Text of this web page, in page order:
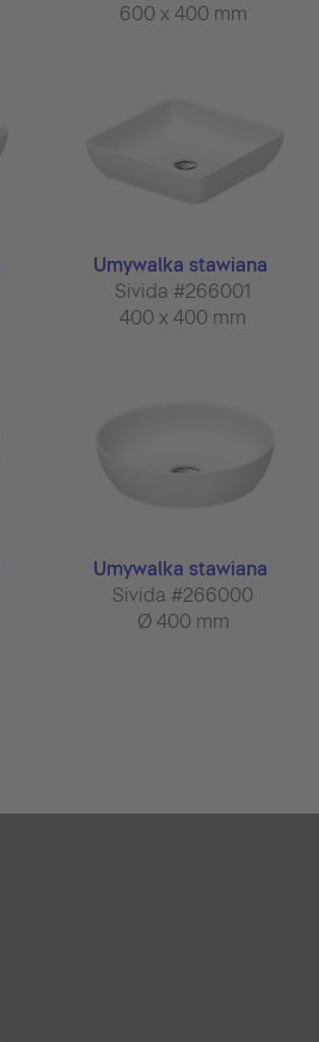
600 x 400 mm
Umywalka stawiana
Sivida #266001
400 x 400 mm
Umywalka stawiana
Sivida #266000
Ø 400 mm